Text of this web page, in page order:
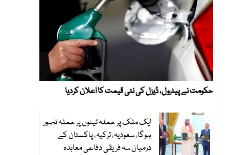
حکومت نے پیٹرول، ڈیزل کی نئی قیمت کا اعلان کردیا
ایک ملک پر حملہ تینوں پر حملہ تصور
ہوگا، سعودیہ، ترکیہ، پاکستان کے
درمیان سہ فریقی دفاعی معاہدہ